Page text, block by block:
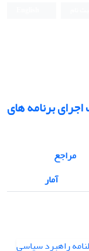
برنامه های
مراجع
آمار